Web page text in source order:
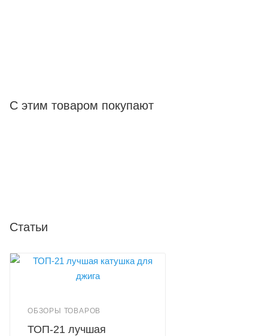
С этим товаром покупают
Статьи
ОБЗОРЫ ТОВАРОВ
ТОП-21 лучшая